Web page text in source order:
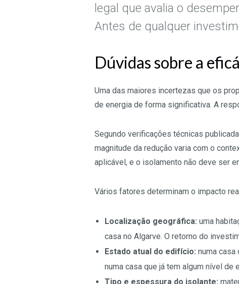
legal que avalia o
Antes de qualquer
Dúvidas sobre a
Uma das maiores incertezas que os
de energia de forma significativa. A
Segundo verificações técnicas
magnitude da redução varia com o
aplicável, e o isolamento não deve ser
Vários fatores determinam o impacto
Localização geográfica: uma
casa no Algarve. O retorno do
Estado atual do edifício: numa
numa casa que já tem algum nível de
Tipo e espessura do isolante: